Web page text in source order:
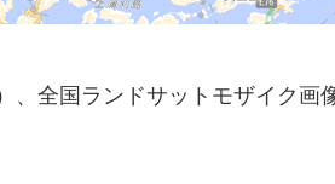
、全国ランドサットモザイク画